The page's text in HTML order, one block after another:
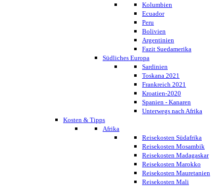
Kolumbien
Ecuador
Peru
Bolivien
Argentinien
Fazit Suedamerika
Südliches Europa
Sardinien
Toskana 2021
Frankreich 2021
Kroatien-2020
Spanien - Kanaren
Unterwegs nach Afrika
Kosten & Tipps
Afrika
Reisekosten Südafrika
Reisekosten Mosambik
Reisekosten Madagaskar
Reisekosten Marokko
Reisekosten Mauretanien
Reisekosten Mali